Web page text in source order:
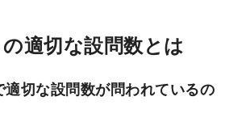
適切な設問数とは
適切な設問数が問われているの